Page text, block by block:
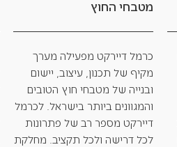
מטבחי החוץ
כרמל דיירקט מפעילה מערך
מקיף של תכנון, עיצוב, יישום
ובנייה של מטבחי חוץ הטובים
והמגוונים ביותר בישראל. לכרמל
דיירקט מספר רב של פתרונות
לכל דרישה ולכל תקציב. מחלקת